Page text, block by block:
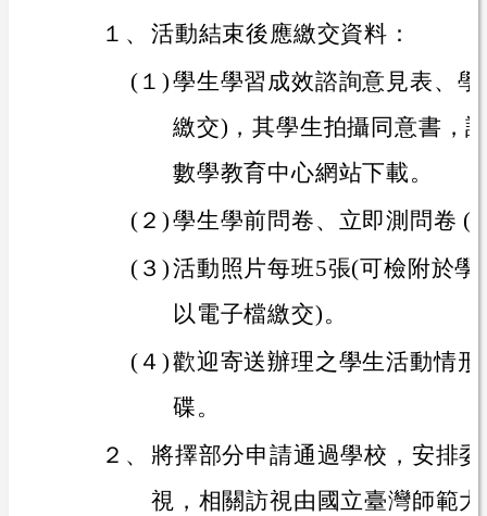
１、 活動結束後應繳交資料：
(１)學生學習成效諮詢意見表、
繳交)，其學生拍攝同意書，
數學教育中心網站下載。
(２)學生學前問卷、立即測問卷 (
(３)活動照片每班5張(可檢附於
以電子檔繳交)。
(４)歡迎寄送辦理之學生活動情
碟。
２、
將擇部分申請通過學校，安排
視，相關訪視由國立臺灣師範